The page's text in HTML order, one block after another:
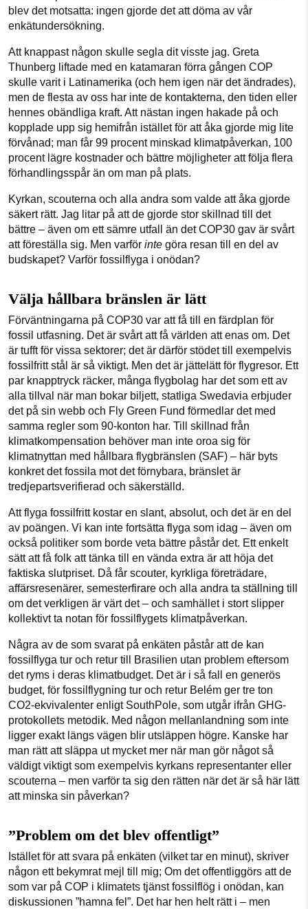
blev det motsatta: ingen gjorde det att döma av vår
enkätundersökning.
Att knappast någon skulle segla dit visste jag. Greta
Thunberg liftade med en katamaran förra gången COP
skulle varit i Latinamerika (och hem igen när det ändrades),
men de flesta av oss har inte de kontakterna, den tiden eller
hennes obändliga kraft. Att nästan ingen hakade på och
kopplade upp sig hemifrån istället för att åka gjorde mig lite
förvånad; man får 99 procent minskad klimatpåverkan, 100
procent lägre kostnader och bättre möjligheter att följa flera
förhandlingsspår än om man på plats.
Kyrkan, scouterna och alla andra som valde att åka gjorde
säkert rätt. Jag litar på att de gjorde stor skillnad till det
bättre – även om ett sämre utfall än det COP30 gav är svårt
att föreställa sig. Men varför inte göra resan till en del av
budskapet? Varför fossilflyga i onödan?
Välja hållbara bränslen är lätt
Förväntningarna på COP30 var att få till en färdplan för
fossil utfasning. Det är svårt att få världen att enas om. Det
är tufft för vissa sektorer; det är därför stödet till exempelvis
fossilfritt stål är så viktigt. Men det är jättelätt för flygresor. Ett
par knapptryck räcker, många flygbolag har det som ett av
alla tillval när man bokar biljett, statliga Swedavia erbjuder
det på sin webb och Fly Green Fund förmedlar det med
samma regler som 90-konton har. Till skillnad från
klimatkompensation behöver man inte oroa sig för
klimatnyttan med hållbara flygbränslen (SAF) – här byts
konkret det fossila mot det förnybara, bränslet är
tredjepartsverifierad och säkerställd.
Att flyga fossilfritt kostar en slant, absolut, och det är en del
av poängen. Vi kan inte fortsätta flyga som idag – även om
också politiker som borde veta bättre påstår det. Ett enkelt
sätt att få folk att tänka till en vända extra är att höja det
faktiska slutpriset. Då får scouter, kyrkliga företrädare,
affärsresenärer, semesterfirare och alla andra ta ställning till
om det verkligen är värt det – och samhället i stort slipper
kollektivt ta notan för fossilflygets klimatpåverkan.
Några av de som svarat på enkäten påstår att de kan
fossilflyga tur och retur till Brasilien utan problem eftersom
det ryms i deras klimatbudget. Det är i så fall en generös
budget, för fossilflygning tur och retur Belém ger tre ton
CO2-ekvivalenter enligt SouthPole, som utgår ifrån GHG-
protokollets metodik. Med någon mellanlandning som inte
ligger exakt längs vägen blir utsläppen högre. Kanske har
man rätt att släppa ut mycket mer när man gör något så
väldigt viktigt som exempelvis kyrkans representanter eller
scouterna – men varför ta sig den rätten när det är så här lätt
att minska sin påverkan?
”Problem om det blev offentligt”
Istället för att svara på enkäten (vilket tar en minut), skriver
någon ett bekymrat mejl till mig; Om det offentliggörs att de
som var på COP i klimatets tjänst fossilflög i onödan, kan
diskussionen ”hamna fel”. Det har hen helt rätt i – men